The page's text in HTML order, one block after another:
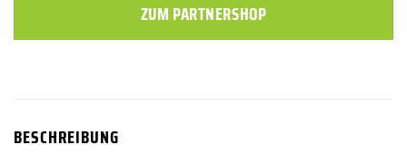
ZUM PARTNERSHOP
BESCHREIBUNG